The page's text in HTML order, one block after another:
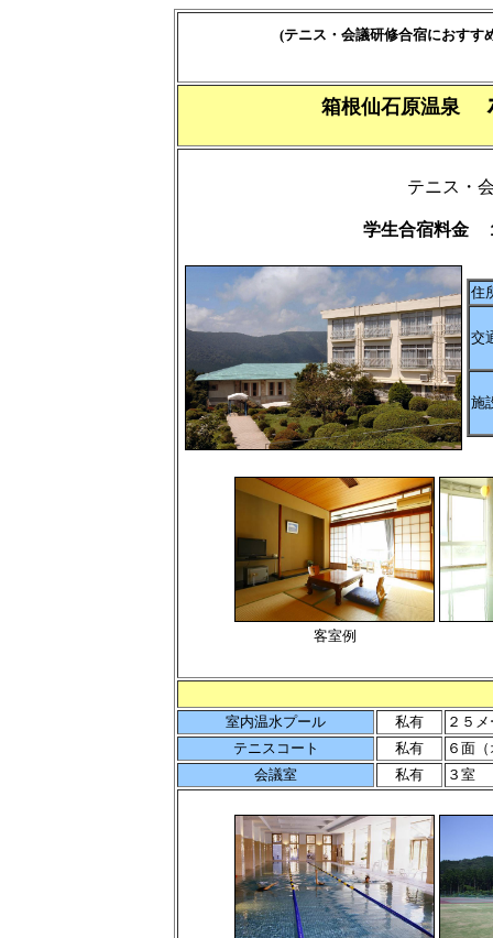
(テニス・会議研修合宿におすす
箱根仙石原温泉
テニス・
学生合宿料金
住
交
施
客室例
室内温水プール 私有
２５
テニスコート
私有
６面
会議室
私有 ３室